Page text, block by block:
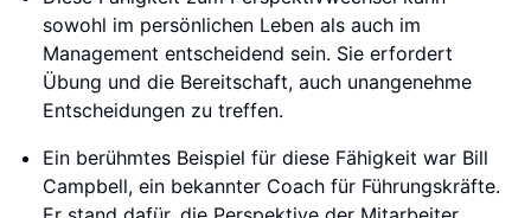
sowohl im persönlichen Leben als auch im
Management entscheidend sein. Sie erfordert
Übung und die Bereitschaft, auch unangenehme
Entscheidungen zu treffen.
Ein berühmtes Beispiel für diese Fähigkeit war Bill
Campbell, ein bekannter Coach für Führungskräfte.